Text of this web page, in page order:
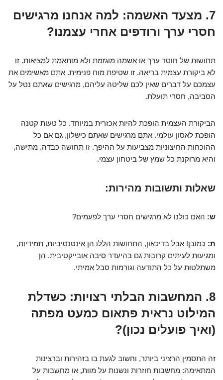
7. מצעד האשמה: למה אנחנו מרגישים
חסרי ערך ורודפים אחרי עצמנו?
תחושות של חוסר ערך או אשמה מוגזמת ולא מותאמת למציאות. זו
לא ביקורת עצמית בריאה. זו שטיפת מוח פנימית. אתם מאשימים את
עצמכם על דברים שאין לכם שליטה עליהם, מרגישים שאתם נטל על
הסביבה, חסרי תועלת.
הביקורת העצמית הופכת להיות אכזרית במיוחד. כל טעות קטנה
הופכת לאסון עולמי. אתם מרגישים שאתם כישלון, גם אם כל
ההוכחות החיצוניות מצביעות על ההיפך. זו תחושה כבדה, מתישה,
והיא מרוקנת כל שמץ של ביטחון עצמי.
שאלות ותשובות מהירות:
ש: האם כולנו לא מרגישים חסרי ערך לפעמים?
ת: כמובן! אבל בדיכאון, התחושות הללו הן אינטנסיביות, תמידיות,
ומגיעות לעיתים קרובות גם בהיעדר סיבה אובייקטיבית. הן
משתלטות על כל התודעה וגורמות סבל אמיתי.
8. המחשבות הבלתי רצויות: כשדלת
המילוט נראית פתאום כמעט מפתה
(ואיך פועלים נכון)?
זה התסמין הרציני ביותר, וחשוב לגעת בו בזהירות וברצינות
המתאימה: מחשבות חוזרות ונשנות על מוות, או מחשבות על